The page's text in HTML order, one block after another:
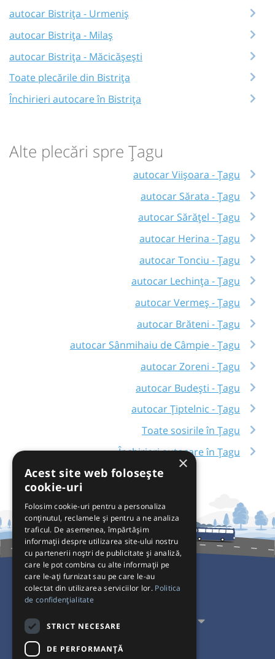
autocar Bistrița - Urmeniș
autocar Bistrița - Milaș
autocar Bistrița - Măcicășești
Toate plecările din Bistrița
Închirieri autocare în Bistrița
Alte plecări spre Țagu
autocar Viișoara - Țagu
autocar Sărata - Țagu
autocar Sărățel - Țagu
autocar Herina - Țagu
autocar Tonciu - Țagu
autocar Lechința - Țagu
autocar Vermeș - Țagu
autocar Brăteni - Țagu
autocar Sânmihaiu de Câmpie - Țagu
autocar Zoreni - Țagu
autocar Budești - Țagu
autocar Țiptelnic - Țagu
Toate sosirile în Țagu
Închirieri autocare în Țagu
Pentru Călători
Pentru Transportatori
Interacționăm
×
Acest site web folosește
cookie-uri
Folosim cookie-uri pentru a personaliza
conținutul, reclamele și pentru a ne analiza
traficul. De asemenea, împărtășim
informații despre utilizarea site-ului nostru
cu partenerii noștri de publicitate și analiză,
care le pot combina cu alte informații pe
care le-ați furnizat sau pe care le-au
colectat din utilizarea serviciilor lor. Politica
de confidențialitate
STRICT NECESARE
DE PERFORMANȚĂ